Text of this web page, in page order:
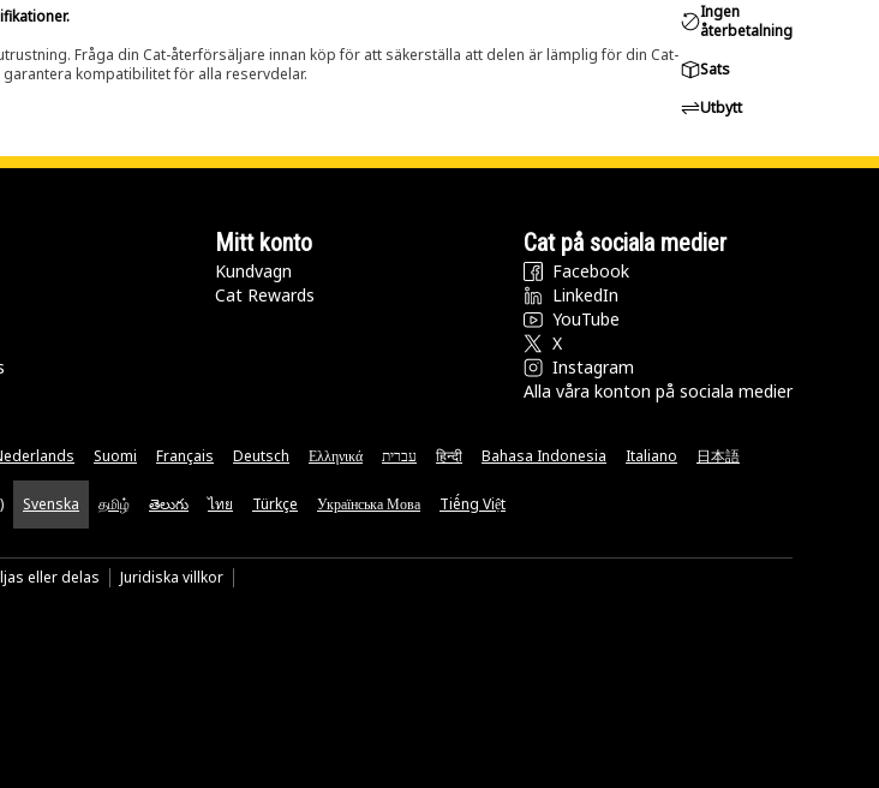
Fråga din Cat-återförsäljare innan köp för att säkerställa att delen är lämplig för din Cat-
kompatibilitet för alla reservdelar.
Ingen
återbetalning
Sats
Utbytt
Mitt konto
Kundvagn
Cat Rewards
Cat på sociala medier
Facebook
LinkedIn
YouTube
X
Instagram
Alla våra konton på sociala medier
Suomi Français Deutsch Ελληνικά עברית हिन्दी Bahasa Indonesia Italiano 日本語
Svenska தமிழ் తెలుగు ไทย Türkçe Українська Мова Tiếng Việt
eller delas Juridiska villkor